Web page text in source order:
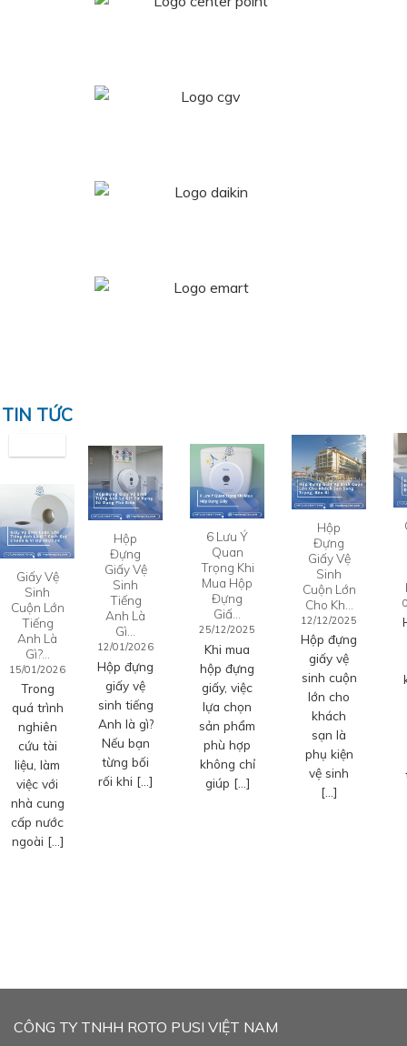
TIN TỨC
Giấy Vệ
Sinh
Cuộn Lớn
Tiếng
Anh Là
Gì?…
15/01/2026
Trong
quá trình
nghiên
cứu tài
liệu, làm
việc với
nhà cung
cấp nước
ngoài […]
Hộp
Đựng
Giấy Vệ
Sinh
Tiếng
Anh Là
Gì…
12/01/2026
Hộp đựng
giấy vệ
sinh tiếng
Anh là gì?
Nếu bạn
từng bối
rối khi […]
6 Lưu Ý
Quan
Trọng Khi
Mua Hộp
Đựng
Giấ…
25/12/2025
Khi mua
hộp đựng
giấy, việc
lựa chọn
sản phẩm
phù hợp
không chỉ
giúp […]
Hộp
Đựng
Giấy Vệ
Sinh
Cuộn Lớn
Cho Kh…
12/12/2025
Hộp đựng
giấy vệ
sinh cuộn
lớn cho
khách
sạn là
phụ kiện
vệ sinh
[…]
CÔNG TY TNHH ROTO PUSI VIỆT NAM